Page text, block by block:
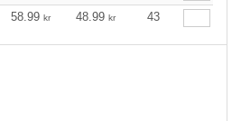
58.99 kr 48.99 kr 43